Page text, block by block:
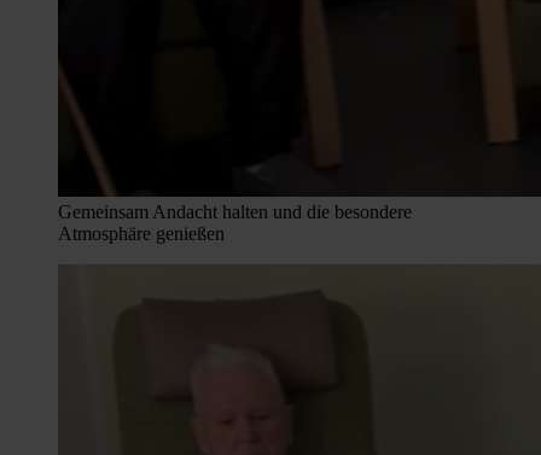
Gemeinsam Andacht halten und die besondere
Atmosphäre genießen